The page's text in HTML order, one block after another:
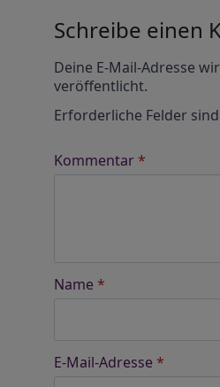
Schreibe einen
Deine E-Mail-Adresse
veröffentlicht.
Erforderliche Felder
Kommentar*
Name *
E-Mail-Adresse *